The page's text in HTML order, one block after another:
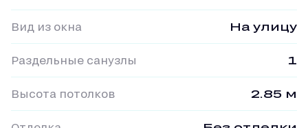
Вид из окна На улицу
Раздельные санузлы 1
Высота потолков 2.85 м